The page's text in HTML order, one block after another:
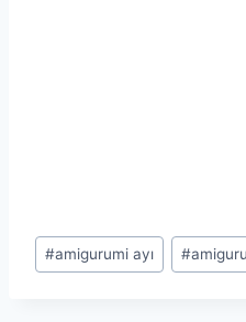
Post
Tags:
#amigurumi ayı #